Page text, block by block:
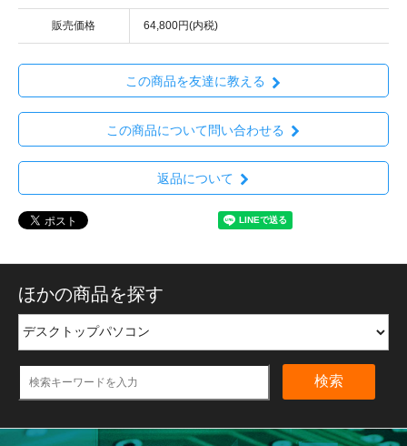
販売価格 64,800円(内税)
この商品を友達に教える
この商品について問い合わせる
返品について
ほかの商品を探す
検索